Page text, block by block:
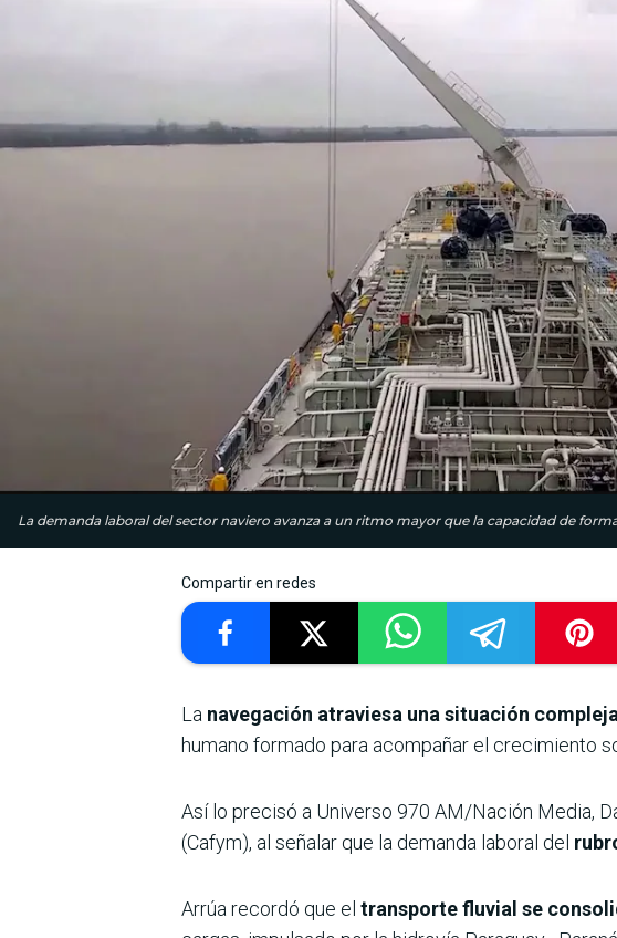
La demanda laboral del sector naviero avanza a un ritmo mayor que la capacidad de
Compartir en redes
La navegación atraviesa una situación
humano formado para acompañar el crecimiento
Así lo precisó a Universo 970 AM/Nación Media,
(Cafym), al señalar que la demanda laboral del
Arrúa recordó que el transporte fluvial se